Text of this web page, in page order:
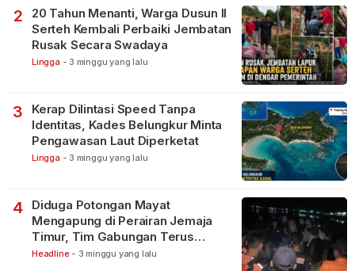
2
20 Tahun Menanti, Warga Dusun II
Serteh Kembali Perbaiki Jembatan
Rusak Secara Swadaya
Lingga - 3 minggu yang lalu
3
Kerap Dilintasi Speed Tanpa
Identitas, Kades Belungkur Minta
Pengawasan Laut Diperketat
Lingga - 3 minggu yang lalu
4
Diduga Potongan Mayat
Mengapung di Perairan Jemaja
Timur, Tim Gabungan Terus
Lakukan Pencarian
Headline - 3 minggu yang lalu